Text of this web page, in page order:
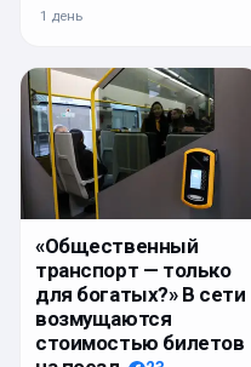
1 день
«Общественный
транспорт — только
для богатых?» В сети
возмущаются
стоимостью билетов